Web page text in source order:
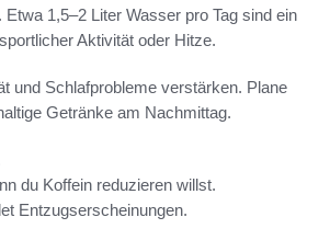
1,5–2 Liter Wasser pro Tag sind ein
Aktivität oder Hitze.
und Schlafprobleme verstärken. Plane
Getränke am Nachmittag.
du Koffein reduzieren willst.
Entzugserscheinungen.